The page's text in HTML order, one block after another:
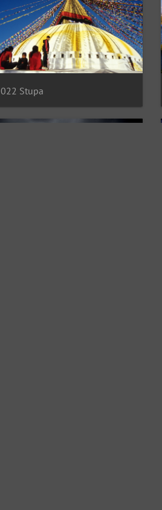
022 Stupa